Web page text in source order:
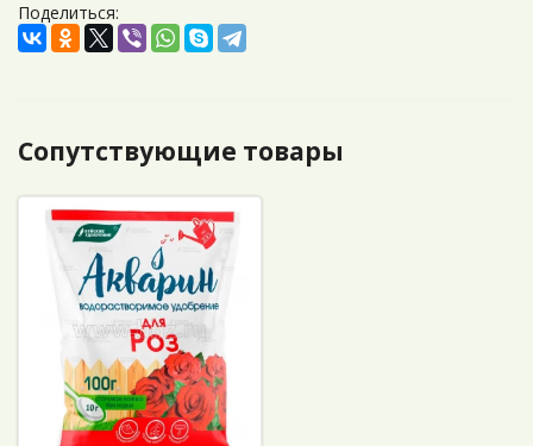
Поделиться:
Сопутствующие товары